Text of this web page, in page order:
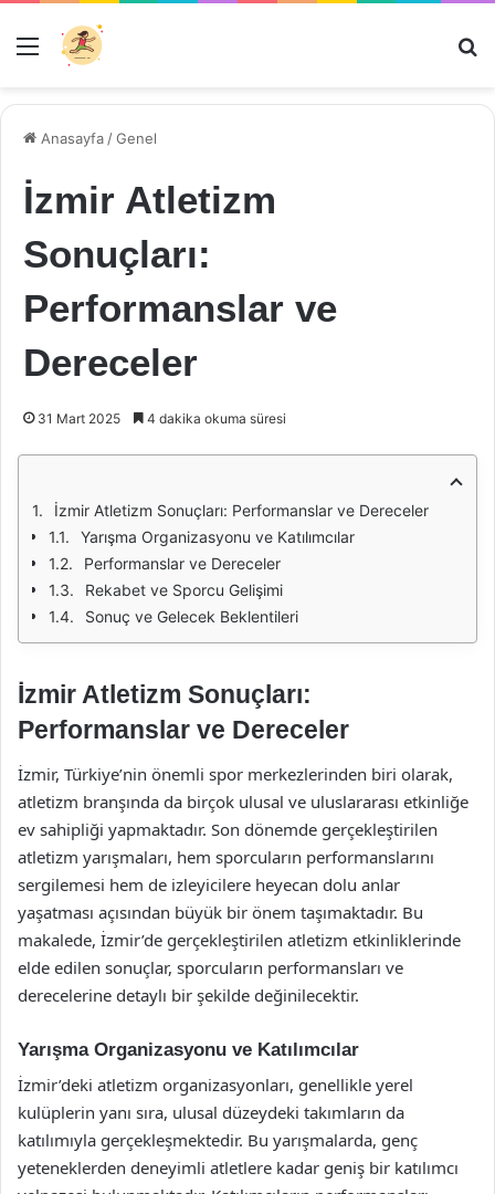
Menü
Anasayfa /Genel
İzmir Atletizm
Sonuçları:
Performanslar ve
Dereceler
31 Mart 2025 4 dakika okuma süresi
İzmir Atletizm Sonuçları: Performanslar ve Dereceler
Yarışma Organizasyonu ve Katılımcılar
Performanslar ve Dereceler
Rekabet ve Sporcu Gelişimi
Sonuç ve Gelecek Beklentileri
İzmir Atletizm Sonuçları:
Performanslar ve Dereceler
İzmir, Türkiye’nin önemli spor merkezlerinden biri olarak,
atletizm branşında da birçok ulusal ve uluslararası etkinliğe
ev sahipliği yapmaktadır. Son dönemde gerçekleştirilen
atletizm yarışmaları, hem sporcuların performanslarını
sergilemesi hem de izleyicilere heyecan dolu anlar
yaşatması açısından büyük bir önem taşımaktadır. Bu
makalede, İzmir’de gerçekleştirilen atletizm etkinliklerinde
elde edilen sonuçlar, sporcuların performansları ve
derecelerine detaylı bir şekilde değinilecektir.
Yarışma Organizasyonu ve Katılımcılar
İzmir’deki atletizm organizasyonları, genellikle yerel
kulüplerin yanı sıra, ulusal düzeydeki takımların da
katılımıyla gerçekleşmektedir. Bu yarışmalarda, genç
yeteneklerden deneyimli atletlere kadar geniş bir katılımcı